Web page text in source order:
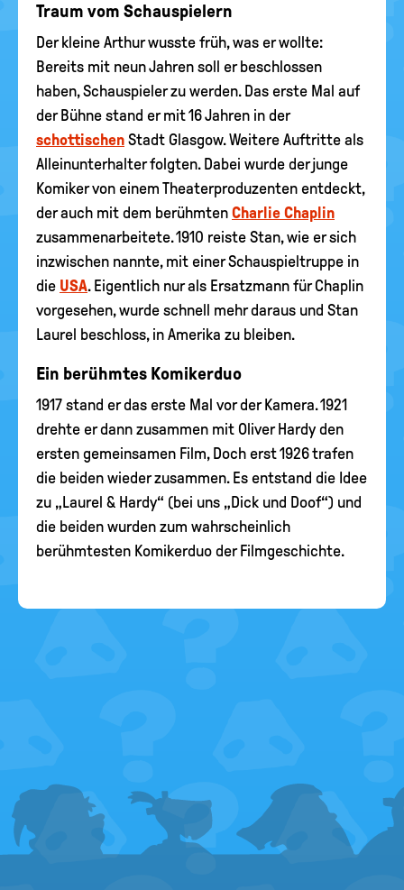
Traum vom Schauspielern
Der kleine Arthur wusste früh, was er wollte:
Bereits mit neun Jahren soll er beschlossen
haben, Schauspieler zu werden. Das erste Mal auf
der Bühne stand er mit 16 Jahren in der
schottischen Stadt Glasgow. Weitere Auftritte als
Alleinunterhalter folgten. Dabei wurde der junge
Komiker von einem Theaterproduzenten entdeckt,
der auch mit dem berühmten Charlie Chaplin
zusammenarbeitete. 1910 reiste Stan, wie er sich
inzwischen nannte, mit einer Schauspieltruppe in
die USA. Eigentlich nur als Ersatzmann für Chaplin
vorgesehen, wurde schnell mehr daraus und Stan
Laurel beschloss, in Amerika zu bleiben.
Ein berühmtes Komikerduo
1917 stand er das erste Mal vor der Kamera. 1921
drehte er dann zusammen mit Oliver Hardy den
ersten gemeinsamen Film, Doch erst 1926 trafen
die beiden wieder zusammen. Es entstand die Idee
zu „Laurel & Hardy“ (bei uns „Dick und Doof“) und
die beiden wurden zum wahrscheinlich
berühmtesten Komikerduo der Filmgeschichte.
FOOTER
MENU